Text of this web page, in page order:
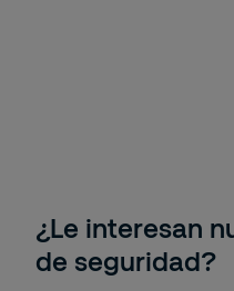
¿Le interesan
de seguridad?